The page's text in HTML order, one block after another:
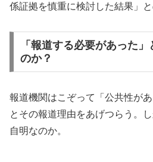
係証拠を慎重に検討した結果」と
「報道する必要があった
のか？
報道機関はこぞって「公共性が
とその報道理由をあげつらう。
自明なのか。